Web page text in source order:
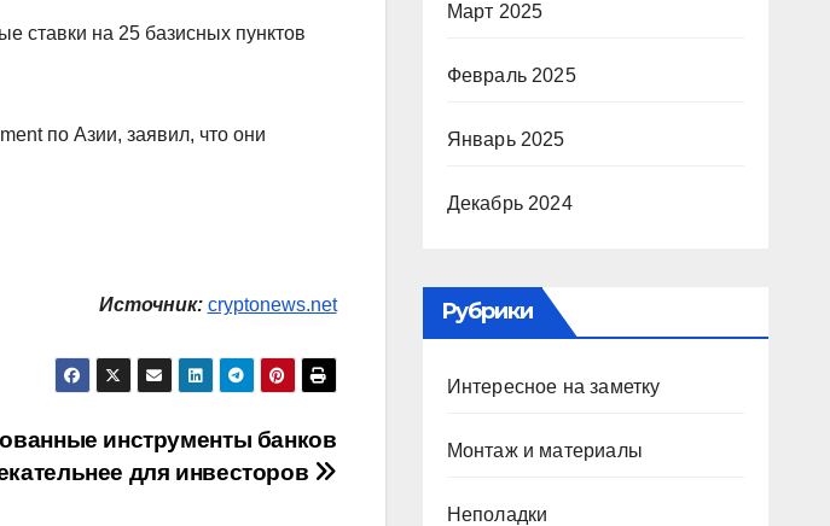
ставки на 25 базисных пунктов
по Азии, заявил, что они
Источник: cryptonews.net
инструменты банков
для инвесторов
Март 2025
Февраль 2025
Январь 2025
Декабрь 2024
Рубрики
Интересное на заметку
Монтаж и материалы
Неполадки